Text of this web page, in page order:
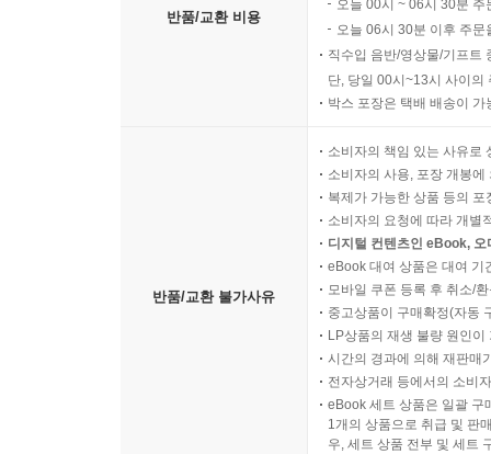
반품/교환 비용
오늘 00시 ~ 06시 30분
오늘 06시 30분 이후 주
직수입 음반/영상물/기프트
단, 당일 00시~13시 사이의
박스 포장은 택배 배송이
반품/교환 불가사유
소비자의 책임 있는 사유로
소비자의 사용, 포장 개봉
복제가 가능한 상품 등의
소비자의 요청에 따라 개별
디지털 컨텐츠인 eBook,
eBook 대여 상품은 대여 기
모바일 쿠폰 등록 후 취소/
중고상품이 구매확정(자동
LP상품의 재생 불량 원인
시간의 경과에 의해 재판매
전자상거래 등에서의 소비
eBook 세트 상품은 일괄 구
1개의 상품으로 취급 및 판
우, 세트 상품 전부 및 세트